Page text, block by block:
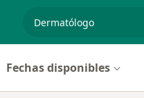
especialidad,
Fechas disponibles